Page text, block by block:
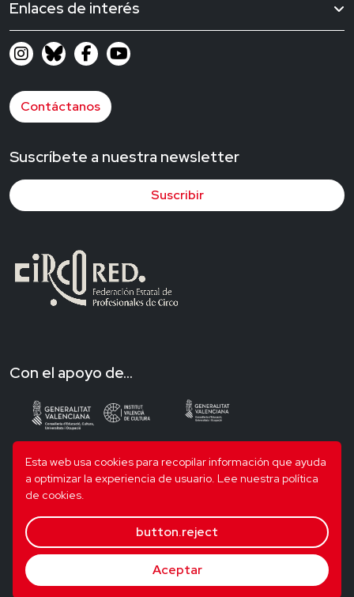
Esta web usa cookies para recopilar información que ayuda
a optimizar la experiencia de usuario. Lee nuestra política
de cookies.
button.reject
Aceptar
Enlaces de interés
Contáctanos
Suscríbete a nuestra newsletter
Suscribir
Con el apoyo de...